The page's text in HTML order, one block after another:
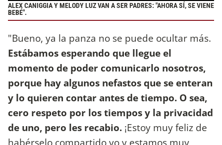
ALEX CANIGGIA Y MELODY LUZ VAN A SER PADRES: "AHORA SÍ, SE VIENE
BEBÉ".
"Bueno, ya la panza no se puede ocultar más.
Estábamos esperando que llegue el
momento de poder comunicarlo nosotros,
porque hay algunos nefastos que se enteran
y lo quieren contar antes de tiempo. O sea,
cero respeto por los tiempos y la privacidad
de uno, pero les recabio. ¡Estoy muy feliz de
habérselo compartido yo y estamos muy